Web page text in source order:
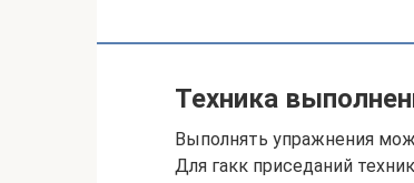
Техника
Выполнять упражнения
Для гакк приседаний